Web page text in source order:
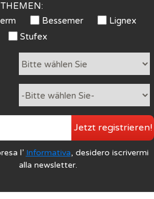
THEMEN:
Bessemer
Lignex
Stufex
l’ Informativa, desidero iscrivermi
alla newsletter.
Jetzt registrieren!